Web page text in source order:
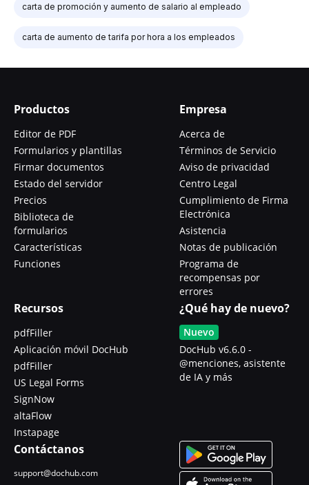
carta de promoción y aumento de salario al empleado
carta de aumento de tarifa por hora a los empleados
Productos
Editor de PDF
Formularios y plantillas
Firmar documentos
Estado del servidor
Precios
Biblioteca de
formularios
Características
Funciones
Empresa
Acerca de
Términos de Servicio
Aviso de privacidad
Centro Legal
Cumplimiento de Firma
Electrónica
Asistencia
Notas de publicación
Programa de
recompensas por
errores
Recursos
pdfFiller
Aplicación móvil DocHub
pdfFiller
US Legal Forms
SignNow
altaFlow
Instapage
¿Qué hay de nuevo?
Nuevo
DocHub v6.6.0 -
@menciones, asistente
de IA y más
Contáctanos
support@dochub.com